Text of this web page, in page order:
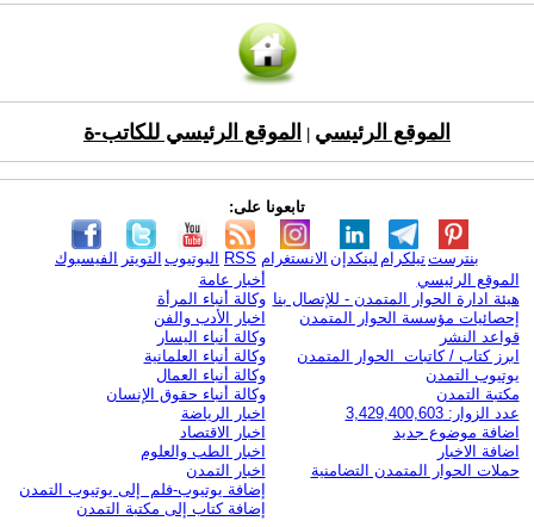
الموقع الرئيسي الموقع الرئيسي للكاتب-ة
تابعونا على:
الفيسبوك التويتر اليوتيوب RSS الانستغرام لينكدإن تيلكرامبنترست
الموقع الرئيسي
هيئة ادارة الحوار المتمدن - للإتصال بنا
إحصائيات مؤسسة الحوار المتمدن
قواعد النشر
ابرز كتاب / كاتبات الحوار المتمدن
يوتيوب التمدن
مكتبة التمدن
عدد الزوار: 3,429,400,603
اضافة موضوع جديد
اضافة الاخبار
حملات الحوار المتمدن التضامنية
أخبار عامة
وكالة أنباء المرأة
اخبار الأدب والفن
وكالة أنباء اليسار
وكالة أنباء العلمانية
وكالة أنباء العمال
وكالة أنباء حقوق الإنسان
اخبار الرياضة
اخبار الاقتصاد
اخبار الطب والعلوم
اخبار التمدن
إضافة يوتيوب-فلم إلى يوتيوب التمدن
إضافة كتاب إلى مكتبة التمدن